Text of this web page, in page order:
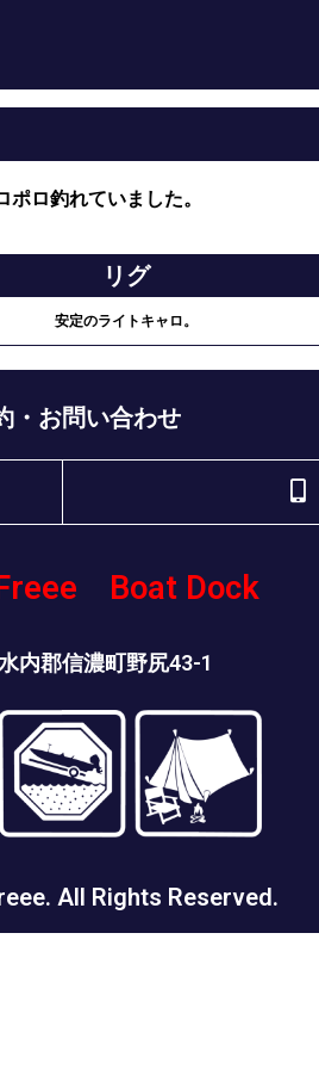
ロ釣れていました。
リグ
安定のライトキャロ。
・お問い合わせ
Boat Dock
内郡信濃町野尻43-1
All Rights Reserved.